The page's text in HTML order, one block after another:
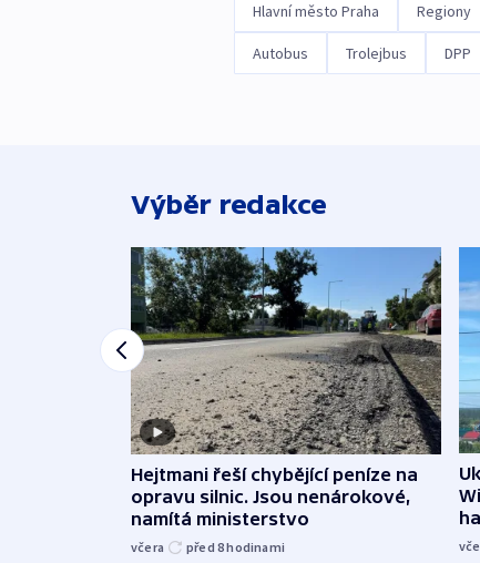
Hlavní město Praha Regiony
Autobus Trolejbus DPP
Výběr redakce
Hejtmani řeší chybějící peníze na
opravu silnic. Jsou nenárokové,
namítá ministerstvo
včera před 8hodinami